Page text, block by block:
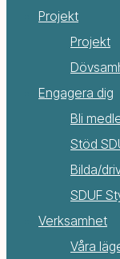
Projekt
Projekt
Engagera dig
Bli
Stöd
Bilda/
SDUF
Verksamhet
Våra